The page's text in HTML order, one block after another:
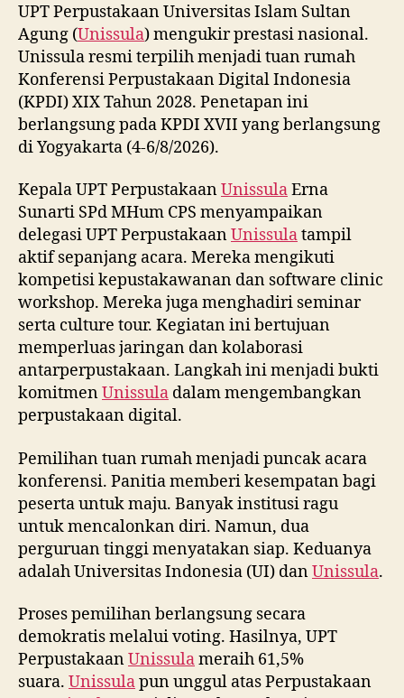
UPT Perpustakaan Universitas Islam Sultan
Agung (Unissula) mengukir prestasi nasional.
Unissula resmi terpilih menjadi tuan rumah
Konferensi Perpustakaan Digital Indonesia
(KPDI) XIX Tahun 2028. Penetapan ini
berlangsung pada KPDI XVII yang berlangsung
di Yogyakarta (4-6/8/2026).
Kepala UPT PerpustakaanUnissulaErna
Sunarti SPd MHum CPS menyampaikan
delegasi UPT PerpustakaanUnissulatampil
aktif sepanjang acara. Mereka mengikuti
kompetisi kepustakawanan dan software clinic
workshop. Mereka juga menghadiri seminar
serta culture tour. Kegiatan ini bertujuan
memperluas jaringan dan kolaborasi
antarperpustakaan. Langkah ini menjadi bukti
komitmenUnissula dalam mengembangkan
perpustakaan digital.
Pemilihan tuan rumah menjadi puncak acara
konferensi. Panitia memberi kesempatan bagi
peserta untuk maju. Banyak institusi ragu
untuk mencalonkan diri. Namun, dua
perguruan tinggi menyatakan siap. Keduanya
adalah Universitas Indonesia (UI) danUnissula.
Proses pemilihan berlangsung secara
demokratis melalui voting. Hasilnya, UPT
PerpustakaanUnissulameraih 61,5%
suara. Unissulapun unggul atas Perpustakaan